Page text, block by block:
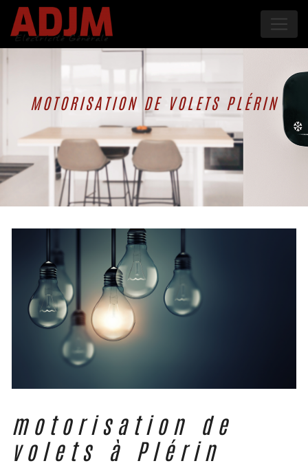
MOTORISATION DE VOLETS PLÉRIN
motorisation de
volets à Plérin
Panneau de gestion des cookies